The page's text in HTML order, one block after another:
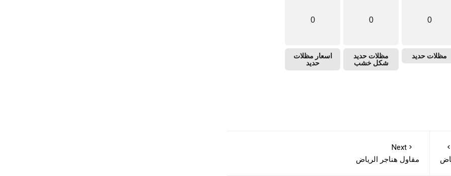
0
مظلات حديد
0
مظلات حديد
شكل خشب
0
اسعار مظلات
حديد
Next
مقاول هناجر الرياض